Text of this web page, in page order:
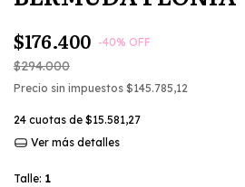
$176.400 -40% OFF
$294.000
Precio sin impuestos $145.785,12
24 cuotas de $15.581,27
Ver más detalles
Talle: 1